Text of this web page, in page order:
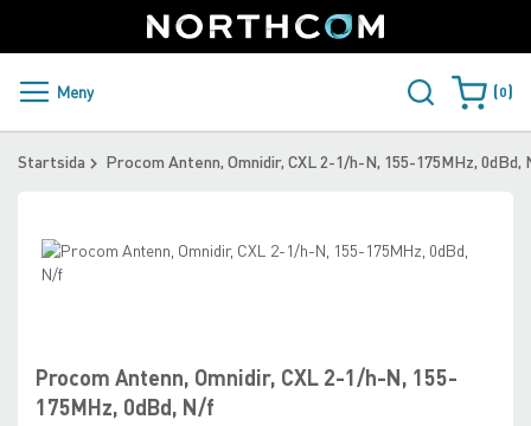
to
Content
Sweden
PRODUKTER OCH LÖSNINGAR
ÅTERFÖRSÄLJARE
LADDA NER
Meny Varukorgen
0
Startsida Procom Antenn, Omnidir, CXL 2-1/h-N, 155-175MHz, 0dBd,
Procom Antenn, Omnidir, CXL 2-1/h-N, 155-
175MHz, 0dBd, N/f
Skip
to
the
images
gallery
beginning
of
the